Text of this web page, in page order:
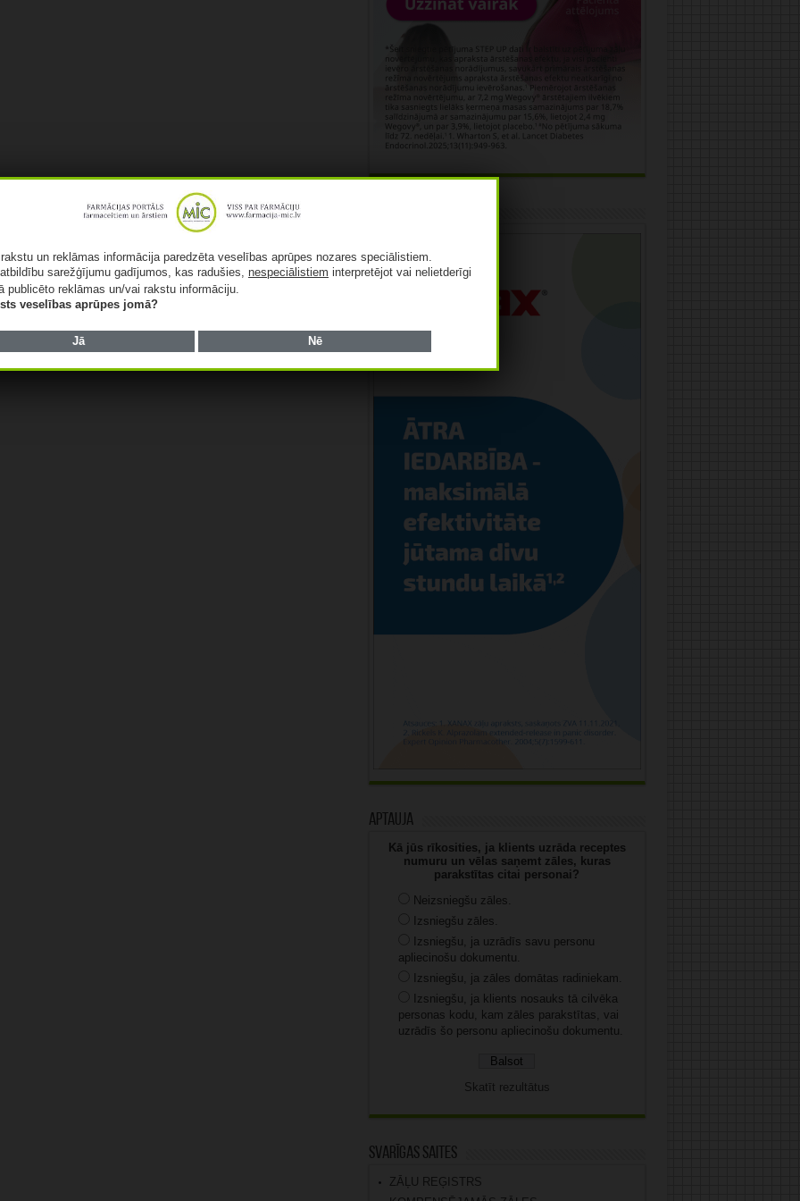
Aptauja
Kā jūs rīkosities, ja klients uzrāda receptes
numuru un vēlas saņemt zāles, kuras
parakstītas citai personai?
Neizsniegšu zāles.
Izsniegšu zāles.
Izsniegšu, ja uzrādīs savu personu
apliecinošu dokumentu.
Izsniegšu, ja zāles domātas radiniekam.
Izsniegšu, ja klients nosauks tā cilvēka
personas kodu, kam zāles parakstītas, vai
uzrādīs šo personu apliecinošu dokumentu.
Skatīt rezultātus
Svarīgas saites
ZĀĻU REĢISTRS
un reklāmas informācija paredzēta veselības aprūpes nozares speciālistiem.
sarežģījumu gadījumos, kas radušies,nespeciālistiem interpretējot vai nelietderīgi
publicēto reklāmas un/vai rakstu informāciju.
veselības aprūpes jomā?
Jā Nē